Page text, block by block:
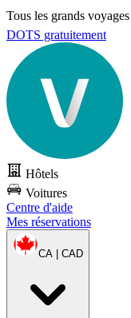
Tous les grands
DOTS gratuitement
Hôtels
Voitures
Centre d'aide
Mes réservations
CA | CAD